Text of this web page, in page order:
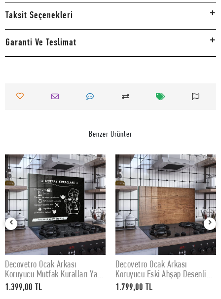
Taksit Seçenekleri
Garanti Ve Teslimat
Benzer Ürünler
SEPETE EKLE
Decovetro Ocak Arkası
Koruyucu Mutfak Kuralları Yazı
Desenli 60x52Cm
1.399,00 TL
SEPETE EKLE
Decovetro Ocak Arkası
Koruyucu Eski Ahşap Desenli
76x50cm
1.799,00 TL